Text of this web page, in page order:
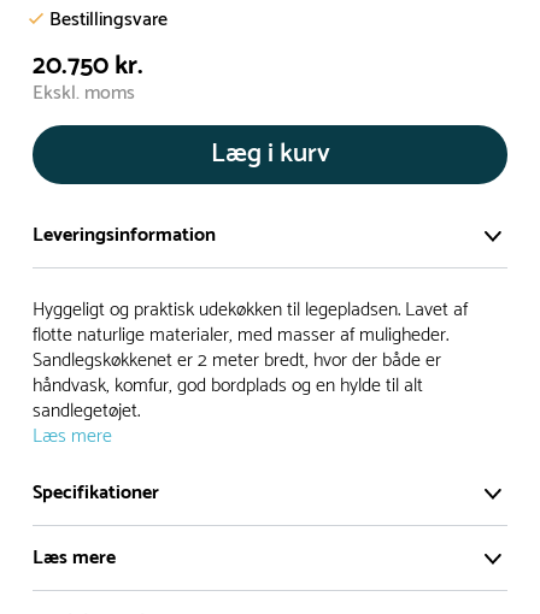
Bestillingsvare
20.750 kr.
Ekskl. moms
Læg i kurv
Leveringsinformation
Vi har et stort og effektivt lager på ca. 6.000 kvadratmeter
med mere end 5.000 forskellige produkter på hylderne til
omgående levering.
- Leveringstiden på lagervarer er i Danmark normalt 1-3
hverdage
- Leveringstiden på specialvarer og bestillingsvarer oplyses
ved bestilling
- I tilfælde af restordre vil kundeservice kontakte dig via e-
mail eller telefon med information om forventet
Hyggeligt og praktisk udekøkken til legepladsen. Lavet af
flotte naturlige materialer, med masser af muligheder.
Sandlegskøkkenet er 2 meter bredt, hvor der både er
håndvask, komfur, god bordplads og en hylde til alt
sandlegetøjet.
Læs mere
Specifikationer
Læs mere